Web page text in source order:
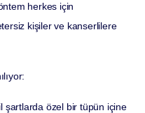
herkes için
kişiler ve kanserlilere
şartlarda özel bir tüpün içine